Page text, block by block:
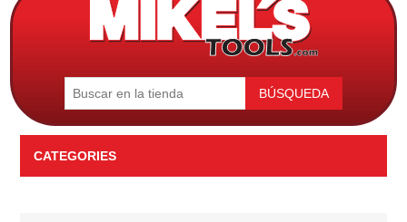
BÚSQUEDA
CATEGORIES